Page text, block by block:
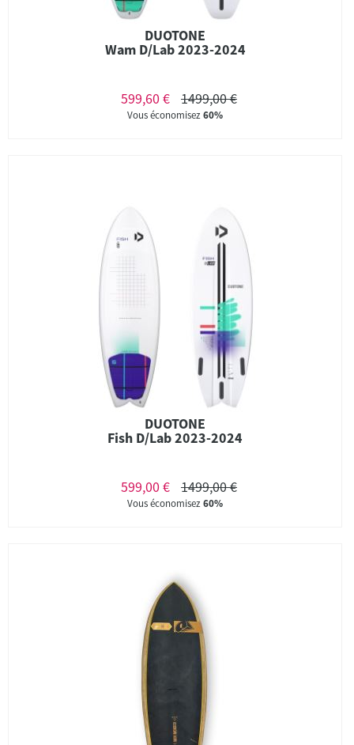
DUOTONE
Wam D/Lab 2023-2024
599,60 € 1499,00 €
Vous économisez60%
DUOTONE
Fish D/Lab 2023-2024
599,00 € 1499,00 €
Vous économisez60%